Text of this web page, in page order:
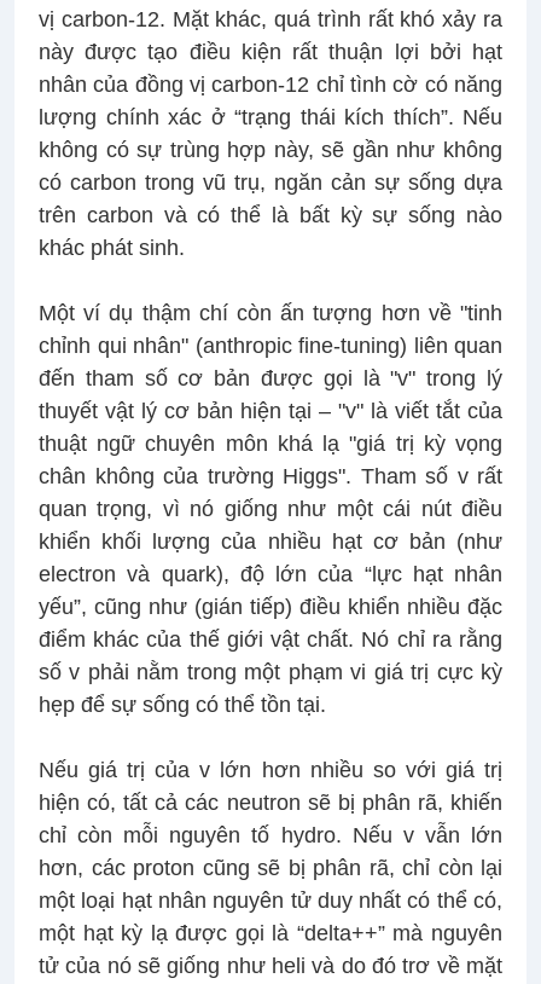
vị carbon-12. Mặt khác, quá trình rất khó xảy ra
này được tạo điều kiện rất thuận lợi bởi hạt
nhân của đồng vị carbon-12 chỉ tình cờ có năng
lượng chính xác ở “trạng thái kích thích”. Nếu
không có sự trùng hợp này, sẽ gần như không
có carbon trong vũ trụ, ngăn cản sự sống dựa
trên carbon và có thể là bất kỳ sự sống nào
khác phát sinh.
Một ví dụ thậm chí còn ấn tượng hơn về "tinh
chỉnh qui nhân" (anthropic fine-tuning) liên quan
đến tham số cơ bản được gọi là "v" trong lý
thuyết vật lý cơ bản hiện tại – "v" là viết tắt của
thuật ngữ chuyên môn khá lạ "giá trị kỳ vọng
chân không của trường Higgs". Tham số v rất
quan trọng, vì nó giống như một cái nút điều
khiển khối lượng của nhiều hạt cơ bản (như
electron và quark), độ lớn của “lực hạt nhân
yếu”, cũng như (gián tiếp) điều khiển nhiều đặc
điểm khác của thế giới vật chất. Nó chỉ ra rằng
số v phải nằm trong một phạm vi giá trị cực kỳ
hẹp để sự sống có thể tồn tại.
Nếu giá trị của v lớn hơn nhiều so với giá trị
hiện có, tất cả các neutron sẽ bị phân rã, khiến
chỉ còn mỗi nguyên tố hydro. Nếu v vẫn lớn
hơn, các proton cũng sẽ bị phân rã, chỉ còn lại
một loại hạt nhân nguyên tử duy nhất có thể có,
một hạt kỳ lạ được gọi là “delta++” mà nguyên
tử của nó sẽ giống như heli và do đó trơ về mặt